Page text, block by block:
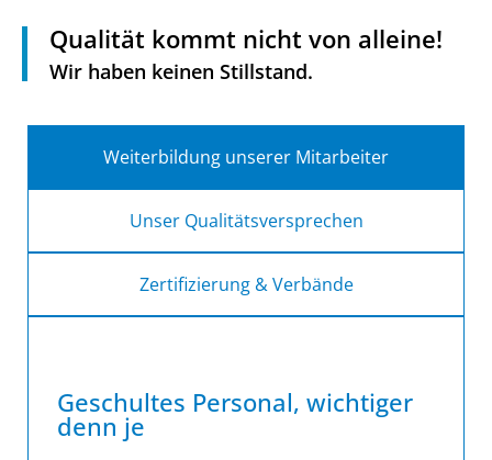
Qualität kommt nicht von alleine!
Wir haben keinen Stillstand.
Weiterbildung unserer Mitarbeiter
Unser Qualitätsversprechen
Zertifizierung & Verbände
Geschultes Personal, wichtiger
denn je